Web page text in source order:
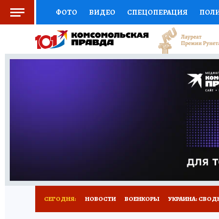
ФОТО ВИДЕО СПЕЦОПЕРАЦИЯ
СОЦПОДДЕРЖКА НАУКА СПОРТ
ОТКРЫВАЕМ МИР СЕМЬЯ ЖЕНСКИЕ
ДЕФИЦИТ
ВСЕ О
СЕГОДНЯ: НОВОСТИ ВОЕНКОРЫ УКРАИНА: